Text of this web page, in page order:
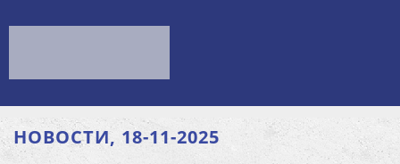
НОВОСТИ, 18-11-2025